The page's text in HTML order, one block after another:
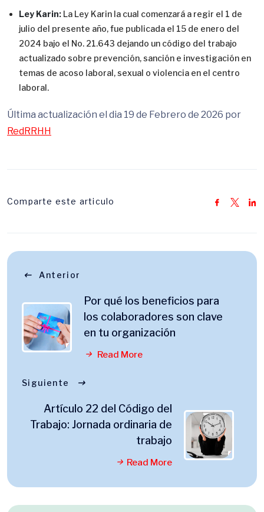
Ley Karin: La Ley Karin la cual comenzará a regir el 1 de
julio del presente año, fue publicada el 15 de enero del
2024 bajo el No. 21.643 dejando un código del trabajo
actualizado sobre prevención, sanción e investigación en
temas de acoso laboral, sexual o violencia en el centro
laboral.
Última actualización el dia 19 de Febrero de 2026 por
RedRRHH
Comparte este articulo
Anterior
Por qué los beneficios para
los colaboradores son clave
en tu organización
Read More
Siguiente
Artículo 22 del Código del
Trabajo: Jornada ordinaria de
trabajo
Read More